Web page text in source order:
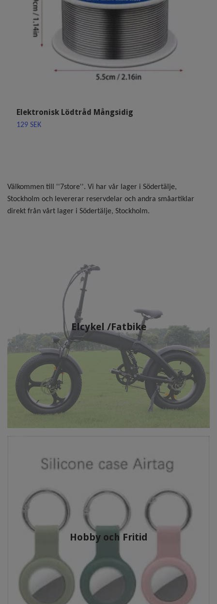
Välkommen till ''7store''. Vi har vår lager i Södertälje,
Stockholm och levererar reservdelar och andra småartiklar
direkt från vårt lager i Södertälje, Stockholm.
Elcykel /Fatbike
Hobby och Fritid
Elektronisk Lödtråd Mångsidig
129 SEK